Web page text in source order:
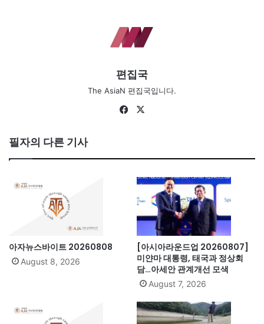
편집국
The AsiaN 편집국입니다.
Fa
필자의 다른 기사
아자뉴스바이트 20260808
August 8, 2026
[아시아라운드업 20260807]
미얀마 대통령, 태국과 정상회
담…아세안 관계개선 모색
August 7, 2026